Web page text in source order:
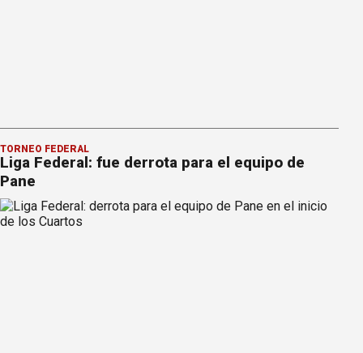
TORNEO FEDERAL
Liga Federal: fue derrota para el equipo de
Pane